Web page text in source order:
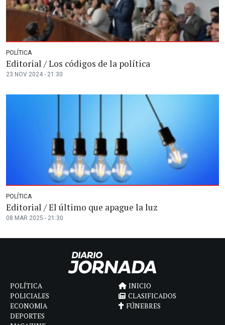
POLÍTICA
Editorial / Los códigos de la política
23 NOV 2024 - 21:30
POLÍTICA
Editorial / El último que apague la luz
08 MAR 2025 - 21:30
POLÍTICA
POLICIALES
ECONOMIA
DEPORTES
INICIO
CLASIFICADOS
FÚNEBRES